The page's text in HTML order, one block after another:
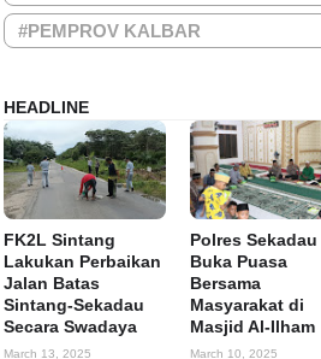
#PEMPROV KALBAR
HEADLINE
FK2L Sintang
Lakukan Perbaikan
Jalan Batas
Sintang-Sekadau
Secara Swadaya
March 13, 2025
Polres Sekadau
Buka Puasa
Bersama
Masyarakat di
Masjid Al-Ilham
March 10, 2025